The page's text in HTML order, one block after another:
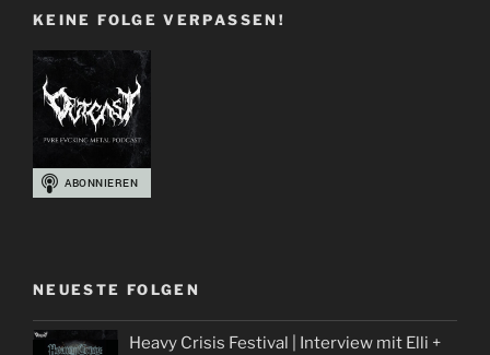
KEINE FOLGE VERPASSEN!
NEUESTE FOLGEN
Heavy Crisis Festival | Interview mit Elli +